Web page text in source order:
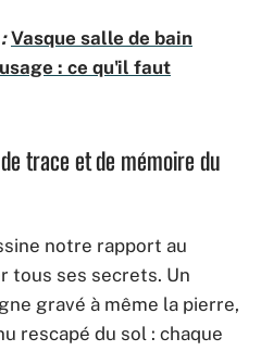
Vasque salle de bain
: ce qu'il faut
trace et de mémoire du
notre rapport au
tous ses secrets. Un
gravé à même la pierre,
rescapé du sol : chaque